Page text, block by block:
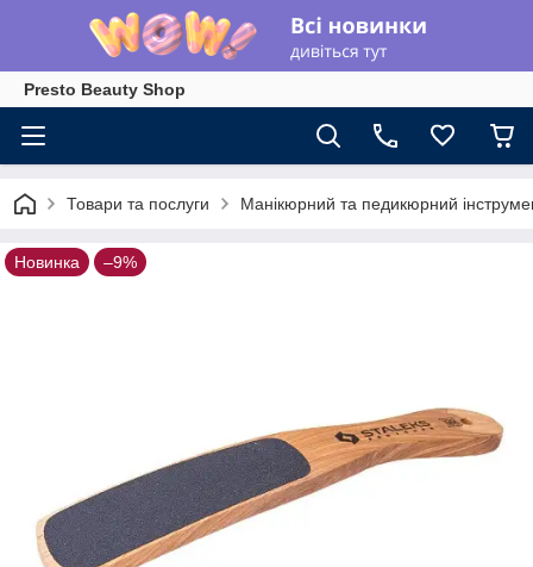
Presto Beauty Shop
Товари та послуги Манікюрний та педикюрний
Новинка –9%